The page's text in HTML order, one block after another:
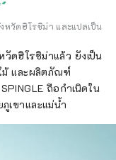
หวัดฮิโรชิม่า และแปลเป็น
ดฮิโรชิม่าแล้ว ยังเป็น
ม้ และผลิตภัณฑ์
ถือกำเนิดใน
เขาและแม่น้ำ